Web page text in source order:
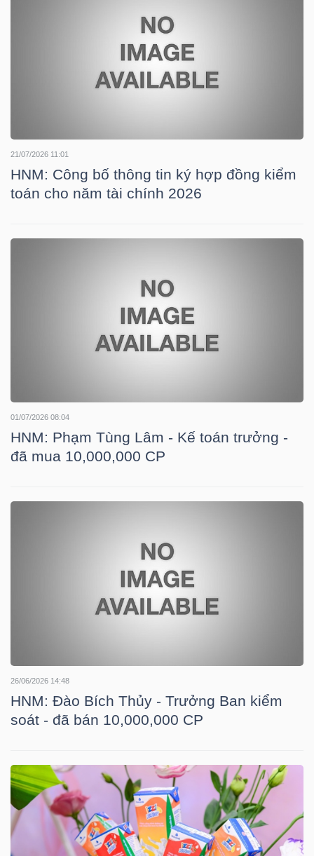
21/07/2026 11:01
HNM: Công bố thông tin ký hợp đồng kiểm
toán cho năm tài chính 2026
01/07/2026 08:04
HNM: Phạm Tùng Lâm - Kế toán trưởng -
đã mua 10,000,000 CP
26/06/2026 14:48
HNM: Đào Bích Thủy - Trưởng Ban kiểm
soát - đã bán 10,000,000 CP
TRUY
XUẤT
LIỆU
CÔNG
NGHIỆP
TIÊU
DÙNG
KHÔNG